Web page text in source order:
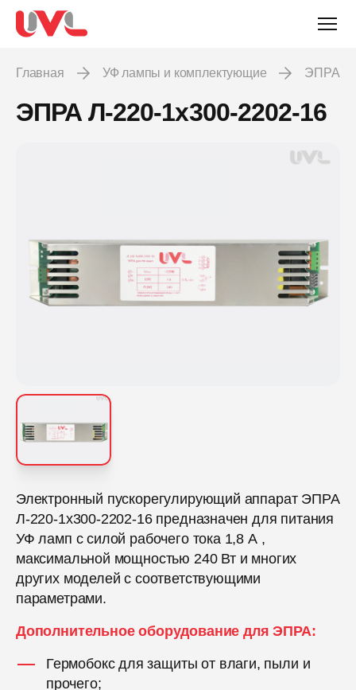
Главная УФ лампы и комплектующие ЭПРА
ЭПРА Л-220-1х300-2202-16
Электронный пускорегулирующий аппарат ЭПРА
Л-220-1х300-2202-16 предназначен для питания
УФ ламп с силой рабочего тока 1,8 А ,
максимальной мощностью 240 Вт и многих
других моделей с соответствующими
параметрами.
Дополнительное оборудование для ЭПРА:
Гермобокс для защиты от влаги, пыли и
прочего;